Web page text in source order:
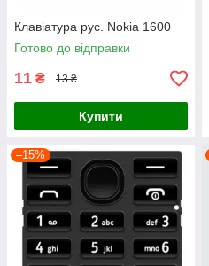
Клавіатура рус. Nokia 1600
Готово до відправки
11 ₴ 13 ₴
Купити
–15%